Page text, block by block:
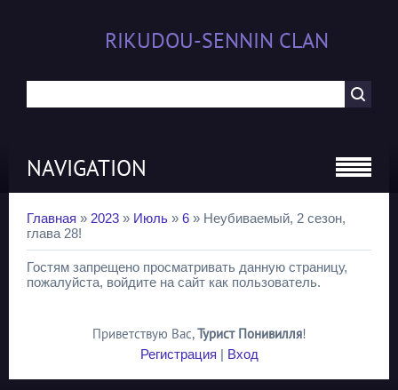
RIKUDOU-SENNIN CLAN
NAVIGATION
Главная » 2023 » Июль » 6 » Неубиваемый, 2 сезон,
глава 28!
Гостям запрещено просматривать данную страницу,
пожалуйста, войдите на сайт как пользователь.
Приветствую Вас,Турист Понивилля!
Регистрация | Вход